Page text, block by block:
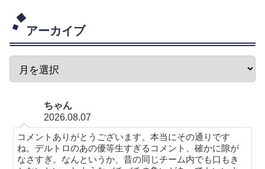
アーカイブ
ちゃん
2026.08.07
コメントありがとうございます。本当にその通りです
ね。デルトロのあの優等生すぎるコメント、確かに隙が
なさすぎ。なんというか、昔の同じチーム内でも口もき